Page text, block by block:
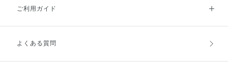
ご利用ガイド
ご利用ガイドトップ
よくある質問